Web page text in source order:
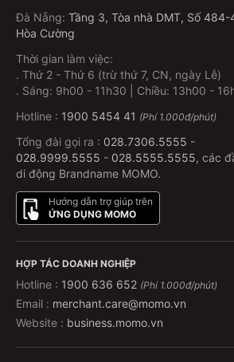
Đà Nẵng: Tầng 3, Tòa nhà DMT, Số
Hòa Cường
Thời gian làm việc:
. Thứ 2 - Thứ 6 (trừ thứ 7, CN, ngày Lễ)
. Sáng: 9h00 - 11h30 | Chiều: 13h00 -
Hotline : 1900 5454 41 (Phí 1.000đ/phút)
Tổng đài gọi ra : 028.7306.5555 -
028.9999.5555 - 028.5555.5555, các
di động Brandname MOMO.
Hướng dẫn trợ giúp trên
ỨNG DỤNG MOMO
HỢP TÁC DOANH NGHIỆP
Hotline : 1900 636 652 (Phí 1.000đ/phút)
Email : merchant.care@momo.vn
Website : business.momo.vn